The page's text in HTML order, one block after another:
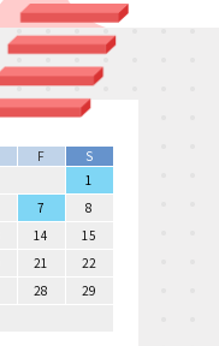
F
S
1
7
8
14
15
21
22
28
29